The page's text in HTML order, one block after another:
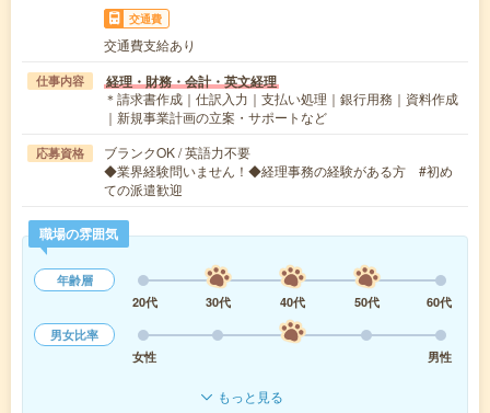
交通費
交通費支給あり
仕事内容 経理・財務・会計・英文経理
＊請求書作成｜仕訳入力｜支払い処理｜銀行用務｜資料作成
｜新規事業計画の立案・サポートなど
応募資格
ブランクOK / 英語力不要
◆業界経験問いません！◆経理事務の経験がある方 #初め
ての派遣歓迎
職場の雰囲気
年齢層
20代
30代 40代 50代
60代
男女比率
女性
男性
もっと見る